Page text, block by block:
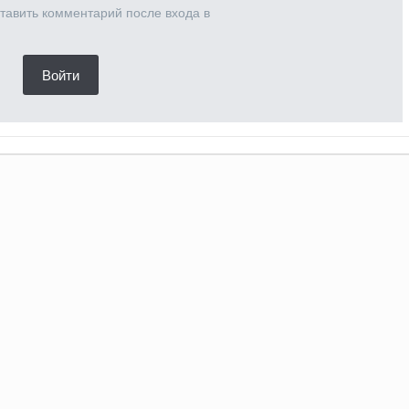
комментарий после входа в
Войти